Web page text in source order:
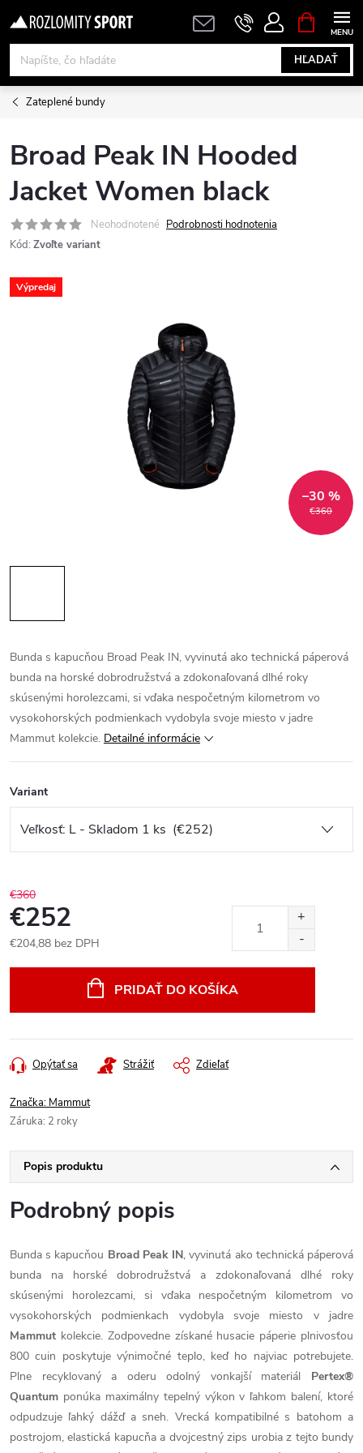
na
obsah
HĽADAŤ
KOŠÍK
Zateplené bundy
Broad Peak IN Hooded
Jacket Women black
Neohodnotené Podrobnosti hodnotenia
Kód: Zvoľte variant
Výpredaj
€360
–30 %
Bunda s kapucňou Broad Peak IN, vyvinutá ako technická páperová
bunda na horské dobrodružstvá a zdokonaľovaná dlhé roky
skúsenými horolezcami, si vďaka nespočetným kilometrom vo
vysokohorských podmienkach vydobyla svoje miesto v jadre
Mammut kolekcie. Detailné informácie
Variant
€360
€252
€204,88 bez DPH
PRIDAŤ DO KOŠÍKA
Opýtať sa Strážiť Zdieľať
Značka: Mammut
Záruka: 2 roky
Popis produktu
Podrobný popis
Bunda s kapucňou Broad Peak IN, vyvinutá ako technická páperová
bunda na horské dobrodružstvá a zdokonaľovaná dlhé roky
skúsenými horolezcami, si vďaka nespočetným kilometrom vo
vysokohorských podmienkach vydobyla svoje miesto v jadre
Mammut kolekcie. Zodpovedne získané husacie páperie plnivosťou
800 cuin poskytuje výnimočné teplo, keď ho najviac potrebujete.
Plne recyklovaný a oderu odolný vonkajší materiál Pertex®
Quantum ponúka maximálny tepelný výkon v ľahkom balení, ktoré
odpudzuje ľahký dážď a sneh. Vrecká kompatibilné s batohom a
postrojom, elastická kapucňa a dvojcestný zips urobia z tejto bundy